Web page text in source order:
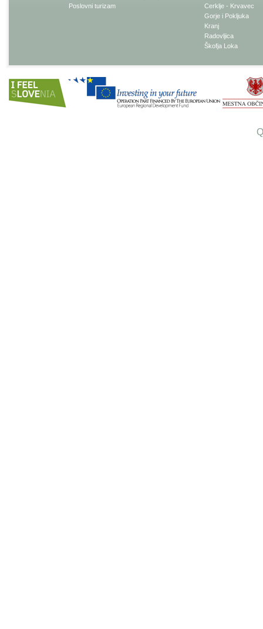
Poslovni turizam
Cerklje - Krvavec
Gorje i Pokljuka
Kranj
Radovljica
Škofja Loka